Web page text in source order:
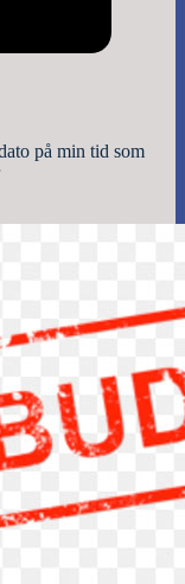
på min tid som